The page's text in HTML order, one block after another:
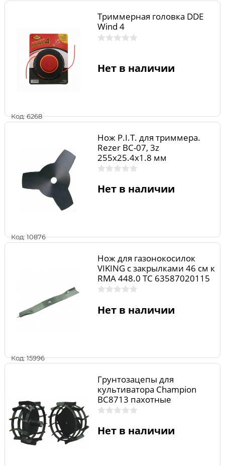
Код: 6268
Триммерная головка DDE
Wind 4
Нет в наличии
Код: 10876
Нож P.I.T. для триммера.
Rezer ВС-07, 3z
255x25.4x1.8 мм
03.010.00017
Нет в наличии
Код: 15996
Нож для газонокосилок
VIKING с закрылками 46 см к
RMA 448.0 TC 63587020115
Нет в наличии
Грунтозацепы для
культиватора Champion
BC8713 пахотные
Нет в наличии